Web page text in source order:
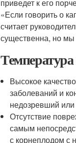
приведет к его
«Если говорить о
считает
существенна, но
Высокое
заболеваний и
недозревший
Отсутствие
самым
с корнеплодом с